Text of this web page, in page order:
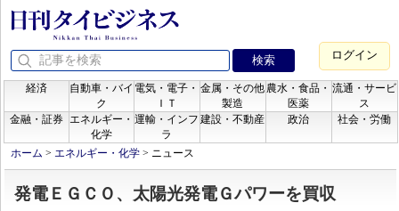
ログイン
経済
自動車・バイ
ク
電気・電子・
ＩＴ
金属・その他
製造
農水・食品・
医薬
流通・サービ
ス
金融・証券
エネルギー・
化学
運輸・インフ
ラ
建設・不動産 政治 社会・労働
ホーム > エネルギー・化学 > ニュース
発電ＥＧＣＯ、太陽光発電Ｇパワーを買収